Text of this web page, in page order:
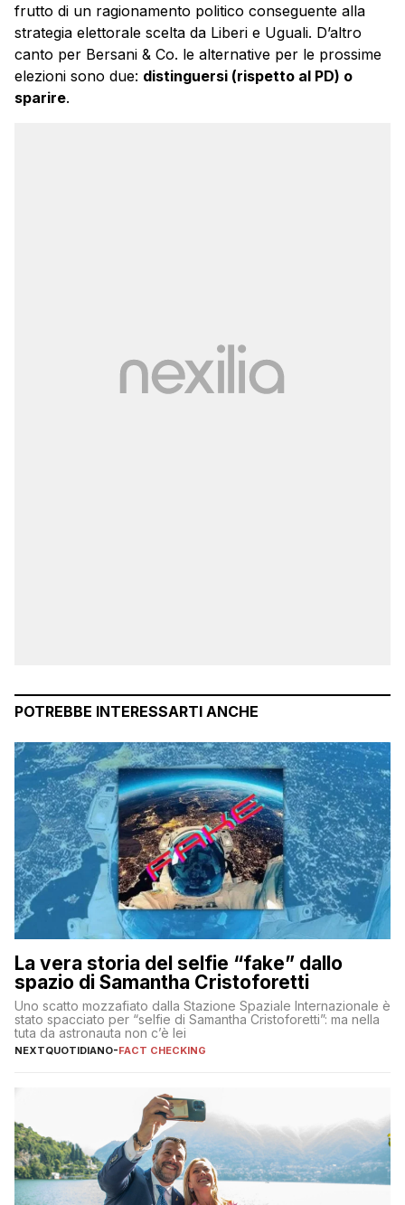
frutto di un ragionamento politico conseguente alla
strategia elettorale scelta da Liberi e Uguali. D’altro
canto per Bersani & Co. le alternative per le prossime
elezioni sono due: distinguersi (rispetto al PD) o
sparire.
POTREBBE INTERESSARTI ANCHE
La vera storia del selfie “fake” dallo
spazio di Samantha Cristoforetti
Uno scatto mozzafiato dalla Stazione Spaziale Internazionale è
stato spacciato per “selfie di Samantha Cristoforetti”: ma nella
tuta da astronauta non c’è lei
NEXTQUOTIDIANO-FACT CHECKING